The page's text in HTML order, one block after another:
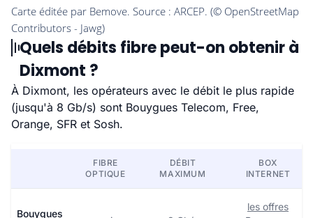
Quels débits fibre peut-on obtenir à
Dixmont ?
À Dixmont, les opérateurs avec le débit le plus rapide
(jusqu'à 8 Gb/s) sont Bouygues Telecom, Free,
Orange, SFR et Sosh.
FIBRE
OPTIQUE
DÉBIT
MAXIMUM
BOX
INTERNET
Bouygues
les offres